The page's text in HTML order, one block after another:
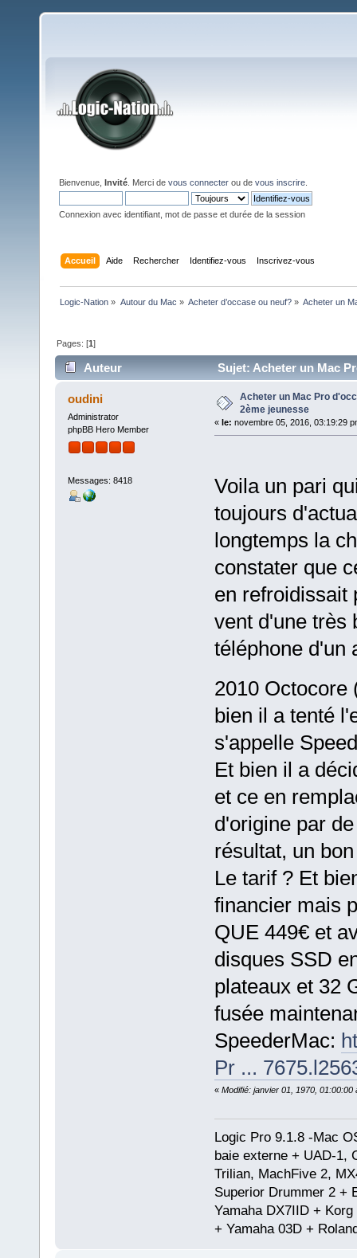
Bienvenue, Invité . Merci de vous connecter ou de vous inscrire
Connexion avec identifiant, mot de passe et durée de la session
Accueil Aide Rechercher Identifiez-vous Inscrivez-vous
Logic-Nation » Autour du Mac » Acheter d’occase ou neuf?» Acheter un
Pages: [1]
Auteur Sujet: Acheter un Mac
oudini
Administrator
phpBB Hero Member
Messages: 8418
Acheter un Mac Pro
2ème jeunesse
« le: novembre 05, 2016, 03:19:29
Voila un pari
toujours
longtemps la
constater que
en refroidissait
vent d'une très
téléphone d'un
2010 Octocore
bien il a tenté
s'appelle
Et bien il a
et ce en
d'origine par
résultat, un
Le tarif ? Et
financier mais
QUE 449€ et
disques SSD
plateaux et 32
fusée
SpeederMac:
Pr ...
« Modifié: janvier 01, 1970, 01:00:00
Logic Pro 9.1.8 -Mac
baie externe + UAD-1,
Trilian, MachFive 2,
Superior Drummer 2 +
Yamaha DX7IID +
+ Yamaha 03D +